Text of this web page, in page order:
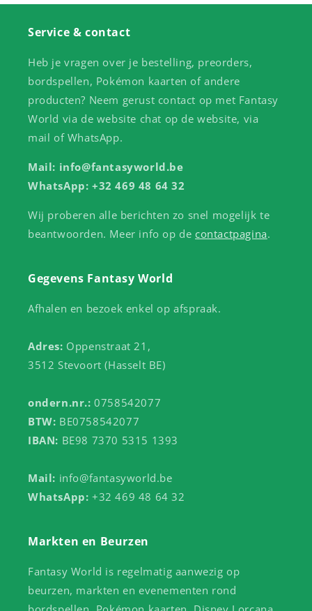
Service & contact
Heb je vragen over je bestelling, preorders,
bordspellen, Pokémon kaarten of andere
producten? Neem gerust contact op met Fantasy
World via de website chat op de website, via
mail of WhatsApp.
Mail: info@fantasyworld.be
WhatsApp: +32 469 48 64 32
Wij proberen alle berichten zo snel mogelijk te
beantwoorden. Meer info op decontactpagina.
Gegevens Fantasy World
Afhalen en bezoek enkel op afspraak.
Adres: Oppenstraat 21,
3512 Stevoort (Hasselt BE)
ondern.nr.: 0758542077
BTW: BE0758542077
IBAN: BE98 7370 5315 1393
Mail: info@fantasyworld.be
WhatsApp: +32 469 48 64 32
Markten en Beurzen
Fantasy World is regelmatig aanwezig op
beurzen, markten en evenementen rond